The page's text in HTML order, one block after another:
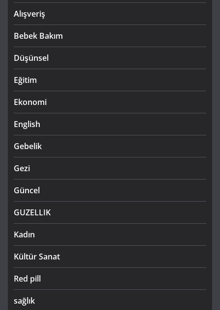
Alışveriş
Bebek Bakım
Düşünsel
Eğitim
Ekonomi
English
Gebelik
Gezi
Güncel
GUZELLIK
Kadın
Kültür Sanat
Red pill
sağlık